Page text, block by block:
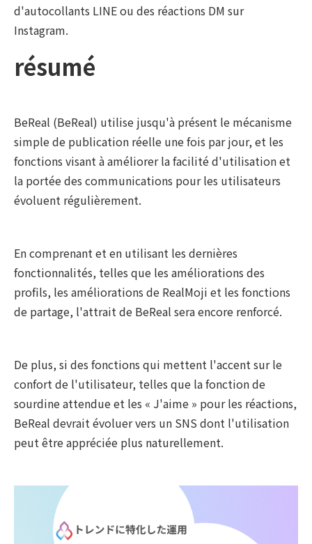
d'autocollants LINE ou des réactions DM sur
Instagram.
résumé
BeReal (BeReal) utilise jusqu'à présent le mécanisme
simple de publication réelle une fois par jour, et les
fonctions visant à améliorer la facilité d'utilisation et
la portée des communications pour les utilisateurs
évoluent régulièrement.
En comprenant et en utilisant les dernières
fonctionnalités, telles que les améliorations des
profils, les améliorations de RealMoji et les fonctions
de partage, l'attrait de BeReal sera encore renforcé.
De plus, si des fonctions qui mettent l'accent sur le
confort de l'utilisateur, telles que la fonction de
sourdine attendue et les « J'aime » pour les réactions,
BeReal devrait évoluer vers un SNS dont l'utilisation
peut être appréciée plus naturellement.